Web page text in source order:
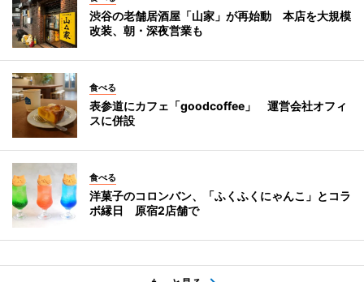
渋谷の老舗居酒屋「山家」が再始動 本店を大規模
改装、朝・深夜営業も
食べる
表参道にカフェ「goodcoffee」 運営会社オフィ
スに併設
食べる
洋菓子のコロンバン、「ふくふくにゃんこ」とコラ
ボ縁日 原宿2店舗で